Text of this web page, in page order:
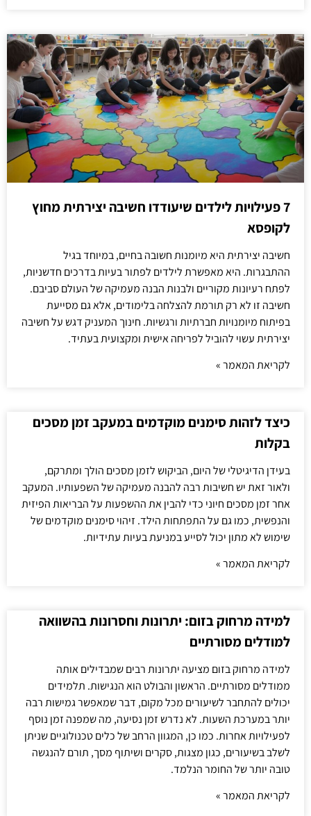
7 פעילויות לילדים שיעודדו חשיבה יצירתית מחוץ
לקופסא
חשיבה יצירתית היא מיומנות חשובה בחיים, במיוחד בגיל
ההתבגרות. היא מאפשרת לילדים לפתור בעיות בדרכים חדשניות,
לפתח רעיונות מקוריים ולבנות הבנה מעמיקה של העולם סביבם.
חשיבה זו לא רק תורמת להצלחה בלימודים, אלא גם מסייעת
בפיתוח מיומנויות חברתיות ורגשיות. חינוך המעניק דגש על חשיבה
יצירתית עשוי להוביל לפריחה אישית ומקצועית בעתיד.
לקריאת המאמר »
כיצד לזהות סימנים מוקדמים במעקב זמן מסכים
בקלות
בעידן הדיגיטלי של היום, הביקוש לזמן מסכים הולך ומתרקם,
ולאור זאת יש חשיבות רבה להבנה מעמיקה של השפעותיו. המעקב
אחר זמן מסכים חיוני כדי להבין את ההשפעות על הבריאות הפיזית
והנפשית, כמו גם על התפתחות הילד. זיהוי סימנים מוקדמים של
שימוש לא מתון יכול לסייע במניעת בעיות עתידיות.
לקריאת המאמר »
למידה מרחוק בזום: יתרונות וחסרונות בהשוואה
למודלים מסורתיים
למידה מרחוק בזום מציעה יתרונות רבים שמבדילים אותה
ממודלים מסורתיים. הראשון והבולט הוא הנגישות. תלמידים
יכולים להתחבר לשיעורים מכל מקום, דבר שמאפשר גמישות רבה
יותר במערכת השעות. לא נדרש זמן נסיעה, מה שמפנה זמן נוסף
לפעילויות אחרות. כמו כן, המגוון הרחב של כלים טכנולוגיים שניתן
לשלב בשיעורים, כגון מצגות, סקרים ושיתוף מסך, תורם להנגשה
טובה יותר של החומר הנלמד.
לקריאת המאמר »